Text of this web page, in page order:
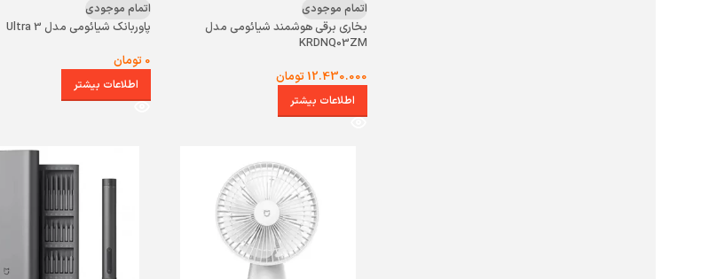
اتمام موجودی
بخاری برقی هوشمند شیائومی مدل
KRDNQ03ZM
12.430.000 تومان
اطلاعات بیشتر
اتمام موجودی
پاوربانک شیائومی مدل 3 Ultra
0 تومان
اطلاعات بیشتر